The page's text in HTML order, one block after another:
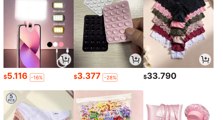
$5.116 -16% $3.377 -28% $33.790